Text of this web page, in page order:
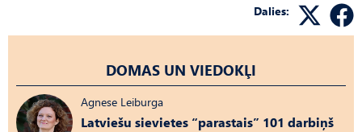
Dalies:
DOMAS UN VIEDOKĻI
Agnese Leiburga
Latviešu sievietes “parastais” 101 darbiņš